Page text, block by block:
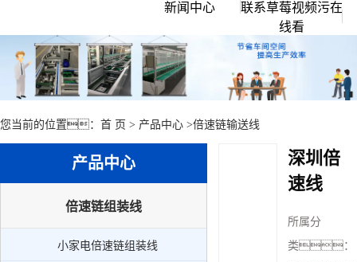
企业文化
创始人说
公司环境
倍速链组装线
滚筒输送流水线
草莓视频APP黄色
小家电倍速链组装线
新闻中心
行业资讯
常见问题
公司新闻
联系草莓视频污在
线看
您当前的位置： 首 页 > 产品中心 >倍速链输送线
产品中心
倍速链组装线
小家电倍速链组装线
深圳倍
速线
所属分
类：